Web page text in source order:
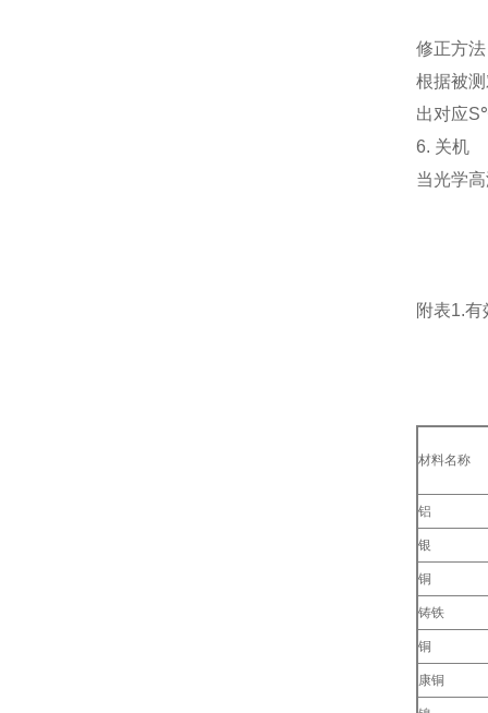
修正方
根据被
出对应
6. 关机
当光学
附表1.
材料名称
铝
银
铜
铸铁
铜
康铜